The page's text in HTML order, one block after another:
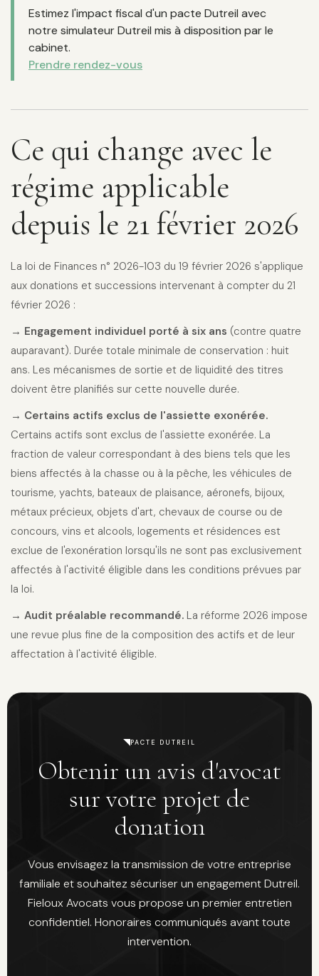
Estimez l'impact fiscal d'un pacte Dutreil avec
notre simulateur Dutreil mis à disposition par le
cabinet.
Prendre rendez-vous
Ce qui change avec le
régime applicable
depuis le 21 février 2026
La loi de Finances n° 2026-103 du 19 février 2026 s'applique
aux donations et successions intervenant à compter du 21
février 2026 :
→ Engagement individuel porté à six ans (contre quatre
auparavant). Durée totale minimale de conservation : huit
ans. Les mécanismes de sortie et de liquidité des titres
doivent être planifiés sur cette nouvelle durée.
→ Certains actifs exclus de l'assiette exonérée.
Certains actifs sont exclus de l'assiette exonérée. La
fraction de valeur correspondant à des biens tels que les
biens affectés à la chasse ou à la pêche, les véhicules de
tourisme, yachts, bateaux de plaisance, aéronefs, bijoux,
métaux précieux, objets d'art, chevaux de course ou de
concours, vins et alcools, logements et résidences est
exclue de l'exonération lorsqu'ils ne sont pas exclusivement
affectés à l'activité éligible dans les conditions prévues par
la loi.
→ Audit préalable recommandé. La réforme 2026 impose
une revue plus fine de la composition des actifs et de leur
affectation à l'activité éligible.
PACTE DUTREIL
Obtenir un avis d'avocat
sur votre projet de
donation
Vous envisagez la transmission de votre entreprise
familiale et souhaitez sécuriser un engagement Dutreil.
Fieloux Avocats vous propose un premier entretien
confidentiel. Honoraires communiqués avant toute
intervention.